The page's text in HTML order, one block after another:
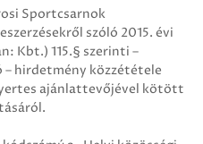
Sportcsarnok
szóló 2015. évi
Kbt.) 115.§ szerinti –
hirdetmény közzététele
ajánlattevőjével kötött